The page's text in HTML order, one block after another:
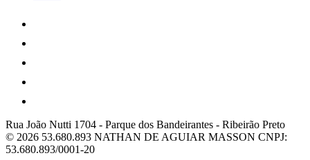
Rua João Nutti 1704 - Parque dos Bandeirantes - Ribeirão Preto
© 2026 53.680.893 NATHAN DE AGUIAR MASSON CNPJ:
53.680.893/0001-20